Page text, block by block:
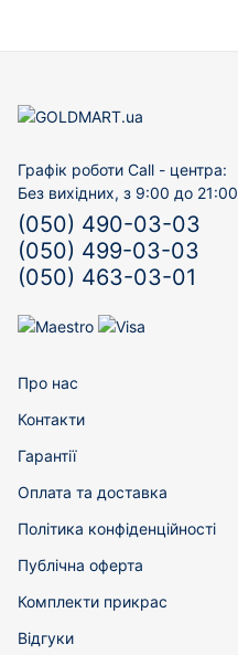
Графік роботи Call - центра:
Без вихідних, з 9:00 до 21:00
(050) 490-03-03
(050) 499-03-03
(050) 463-03-01
Про нас
Контакти
Гарантії
Оплата та доставка
Політика конфіденційності
Публічна оферта
Комплекти прикрас
Відгуки